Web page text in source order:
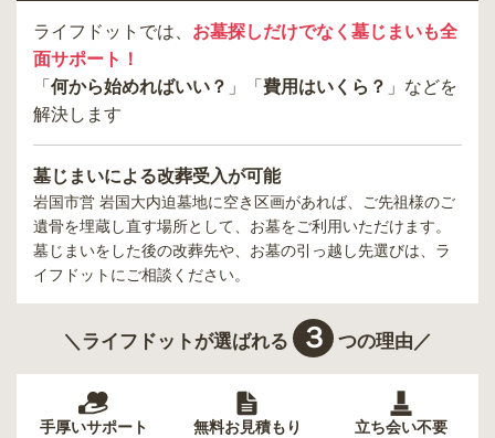
ライフドットでは、 お墓探しだけでなく墓じまいも全
面サポート！
「 何から始めればいい？ 」「 費用はいくら？ 」などを
解決します
墓じまいによる改葬受入が可能
岩国市営 岩国大内迫墓地に空き区画があれば、ご先祖様のご
遺骨を埋蔵し直す場所として、お墓をご利用いただけます。
墓じまいをした後の改葬先や、お墓の引っ越し先選びは、ラ
イフドットにご相談ください。
＼ライフドットが選ばれる ３ つの理由／
手厚いサポート 無料お見積もり 立ち会い不要